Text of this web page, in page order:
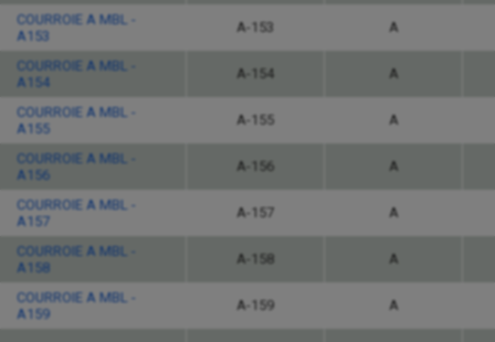
COURROIE A MBL -
A153
A-153 A
COURROIE A MBL -
A154
A-154 A
COURROIE A MBL -
A155
A-155 A
COURROIE A MBL -
A156
A-156 A
COURROIE A MBL -
A157
A-157 A
COURROIE A MBL -
A158
A-158 A
COURROIE A MBL -
A159
A-159 A